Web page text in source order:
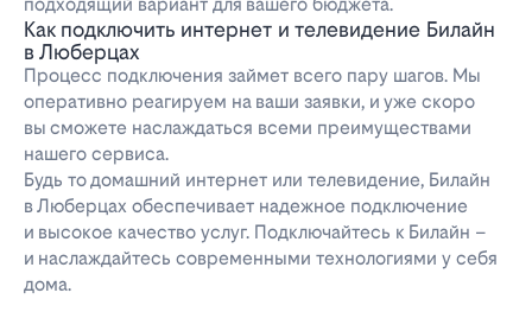
Как подключить интернет и телевидение Билайн
в Люберцах
Процесс подключения займет всего пару шагов. Мы
оперативно реагируем на ваши заявки, и уже скоро
вы сможете наслаждаться всеми преимуществами
нашего сервиса.
Будь то домашний интернет или телевидение, Билайн
в Люберцах обеспечивает надежное подключение
и высокое качество услуг. Подключайтесь к Билайн –
и наслаждайтесь современными технологиями у себя
дома.